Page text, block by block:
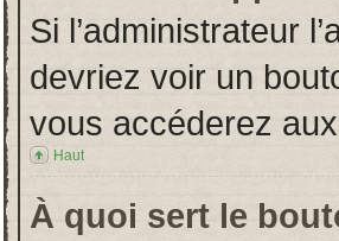
Si l’administrateur
devriez voir un
vous accéderez
Haut
À quoi sert le